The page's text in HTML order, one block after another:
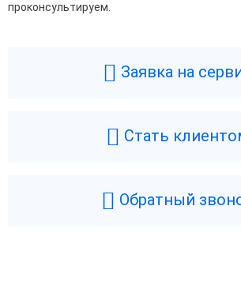
проконсультируем.
Заявка на
Стать
Обратный